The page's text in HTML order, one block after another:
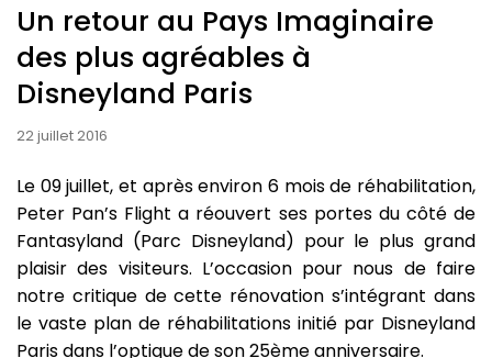
Un retour au Pays Imaginaire
des plus agréables à
Disneyland Paris
22 juillet 2016
Le 09 juillet, et après environ 6 mois de réhabilitation,
Peter Pan’s Flight a réouvert ses portes du côté de
Fantasyland (Parc Disneyland) pour le plus grand
plaisir des visiteurs. L’occasion pour nous de faire
notre critique de cette rénovation s’intégrant dans
le vaste plan de réhabilitations initié par Disneyland
Paris dans l’optique de son 25ème anniversaire.